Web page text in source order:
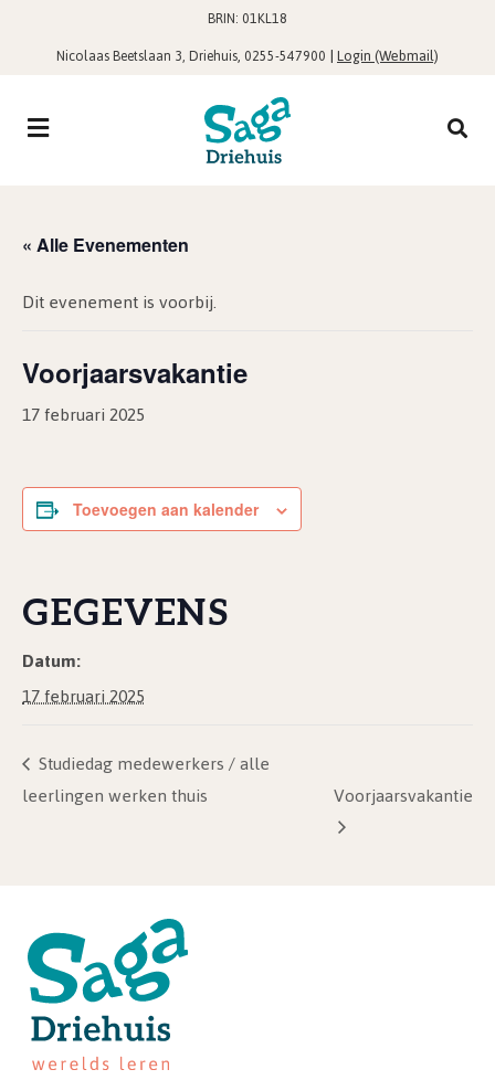
BRIN: 01KL18
Nicolaas Beetslaan 3, Driehuis, 0255-547900 |Login (Webmail)
« Alle Evenementen
Dit evenement is voorbij.
Voorjaarsvakantie
17 februari 2025
Toevoegen aan kalender
GEGEVENS
Datum:
17 februari 2025
Studiedag medewerkers / alle
leerlingen werken thuis
Voorjaarsvakantie